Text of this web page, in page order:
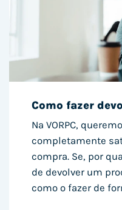
Como fazer
Na VORPC,
completamente
compra. Se, por
de devolver um
como o fazer de